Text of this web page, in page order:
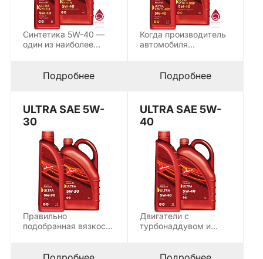
Синтетика 5W-40 —
один из наиболее
для…Подробнее
Когда производитель
автомобиля
рекомендация…
Подробнее
ULTRA SAE 5W-
30
Правильно
подобранная вязкость
современного
ULTRA SAE 5W-
40
Двигатели с
турбонаддувом и